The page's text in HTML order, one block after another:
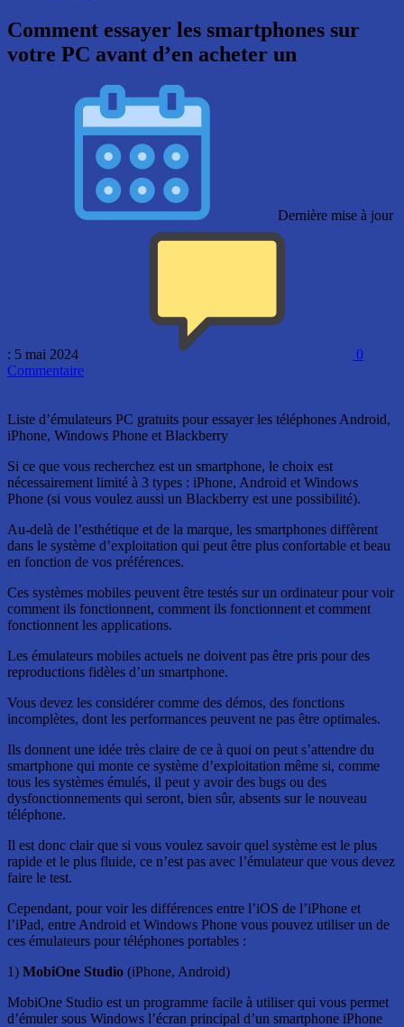
Comment essayer les smartphones sur
votre PC avant d’en acheter un
Dernière mise à jour
: 5 mai 2024
0
Commentaire
Liste d’émulateurs PC gratuits pour essayer les téléphones Android,
iPhone, Windows Phone et Blackberry
Si ce que vous recherchez est un smartphone, le choix est
nécessairement limité à 3 types : iPhone, Android et Windows
Phone (si vous voulez aussi un Blackberry est une possibilité).
Au-delà de l’esthétique et de la marque, les smartphones diffèrent
dans le système d’exploitation qui peut être plus confortable et beau
en fonction de vos préférences.
Ces systèmes mobiles peuvent être testés sur un ordinateur pour voir
comment ils fonctionnent, comment ils fonctionnent et comment
fonctionnent les applications.
Les émulateurs mobiles actuels ne doivent pas être pris pour des
reproductions fidèles d’un smartphone.
Vous devez les considérer comme des démos, des fonctions
incomplètes, dont les performances peuvent ne pas être optimales.
Ils donnent une idée très claire de ce à quoi on peut s’attendre du
smartphone qui monte ce système d’exploitation même si, comme
tous les systèmes émulés, il peut y avoir des bugs ou des
dysfonctionnements qui seront, bien sûr, absents sur le nouveau
téléphone.
Il est donc clair que si vous voulez savoir quel système est le plus
rapide et le plus fluide, ce n’est pas avec l’émulateur que vous devez
faire le test.
Cependant, pour voir les différences entre l’iOS de l’iPhone et
l’iPad, entre Android et Windows Phone vous pouvez utiliser un de
ces émulateurs pour téléphones portables :
1) MobiOne Studio (iPhone, Android)
MobiOne Studio est un programme facile à utiliser qui vous permet
d’émuler sous Windows l’écran principal d’un smartphone iPhone